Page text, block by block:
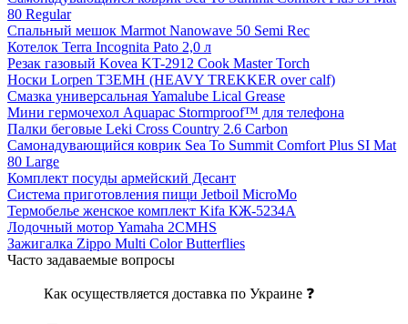
80 Regular
Спальный мешок Marmot Nanowave 50 Semi Rec
Котелок Terra Incognita Pato 2,0 л
Резак газовый Kovea KT-2912 Cook Master Torch
Носки Lorpen T3EMH (HEAVY TREKKER over calf)
Смазка универсальная Yamalube Lical Grease
Мини гермочехол Aquapac Stormproof™ для телефона
Палки беговые Leki Cross Country 2.6 Carbon
Самонадувающийся коврик Sea To Summit Comfort Plus SI Mat
80 Large
Комплект посуды армейский Десант
Система приготовления пищи Jetboil MicroMo
Термобелье женское комплект Kifa КЖ-5234А
Лодочный мотор Yamaha 2CMHS
Зажигалка Zippo Multi Color Butterflies
Часто задаваемые вопросы
Как осуществляется доставка по Украине ❓